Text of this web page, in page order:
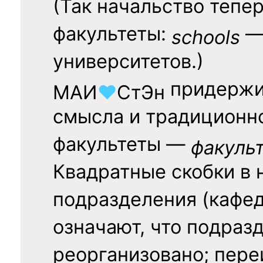
(Так начальство
факультеты: schools —
университетов.)
МАИ♥СтЭн
смысла и
факультеты —
Квадратные скобки в
подразделения
означают, что
реорганизовано;